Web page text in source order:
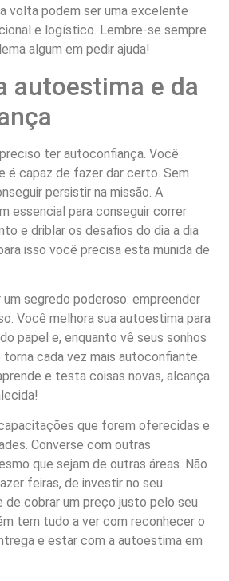
volta podem ser uma excelente
e logístico. Lembre-se sempre
algum em pedir ajuda!
autoestima e da
ter autoconfiança. Você
é capaz de fazer dar certo. Sem
persistir na missão. A
essencial para conseguir correr
e driblar os desafios do dia a dia
isso você precisa esta munida de
segredo poderoso: empreender
Você melhora sua autoestima para
papel e, enquanto vê seus sonhos
torna cada vez mais autoconfiante.
e testa coisas novas, alcança
que forem oferecidas e
Converse com outras
que sejam de outras áreas. Não
feiras, de investir no seu
de cobrar um preço justo pelo seu
tem tudo a ver com reconhecer o
e estar com a autoestima em